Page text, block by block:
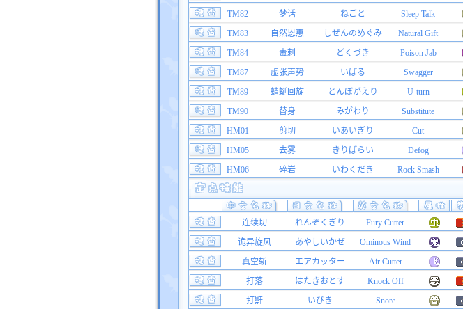
TM82
梦话 ねごと Sleep Talk
TM83
自然恩惠 しぜんのめぐみ Natural Gift
TM84
毒刺 どくづき Poison Jab
TM87
虚张声势 いばる Swagger
TM89
蜻蜓回旋 とんぼがえり U-turn
TM90
替身 みがわり Substitute
HM01
剪切 いあいぎり Cut
HM05
去雾 きりばらい Defog
HM06
碎岩 いわくだき Rock Smash
连续切 れんぞくぎり Fury Cutter
诡异旋风
あやしいかぜ Ominous Wind
真空斩
エアカッター Air Cutter
打落
はたきおとす Knock Off
打鼾
いびき Snore